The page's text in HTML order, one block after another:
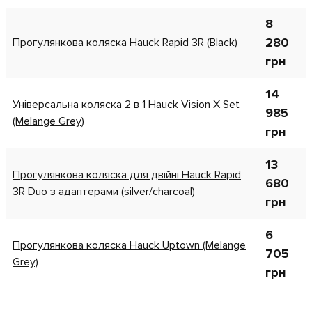
Прогулянкова коляска Hauck Rapid 3R (Black)
8
280
грн
Універсальна коляска 2 в 1 Hauck Vision X Set
(Melange Grey)
14
985
грн
Прогулянкова коляска для двійні Hauck Rapid
3R Duo з адаптерами (silver/charcoal)
13
680
грн
Прогулянкова коляска Hauck Uptown (Melange
Grey)
6
705
грн